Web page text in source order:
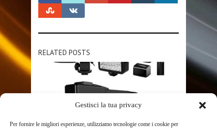
Gestisci la tua privacy
Per fornire le migliori esperienze, utilizziamo tecnologie come i cookie per
RELATED POSTS